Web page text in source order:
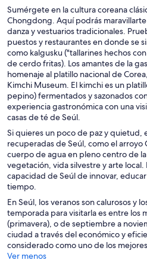
Sumérgete en la cultura coreana
Chongdong. Aquí podrás
danza y vestuarios tradicionales.
puestos y restaurantes en donde se
como kalgusku ("tallarines hechos
de cerdo fritas). Los amantes de la
homenaje al platillo nacional de
Kimchi Museum. El kimchi es un
pepino) fermentados y sazonados
experiencia gastronómica con una
casas de té de Seúl.
Si quieres un poco de paz y quietud,
recuperadas de Seúl, como el
cuerpo de agua en pleno centro de
vegetación, vida silvestre y arte
capacidad de Seúl de innovar,
tiempo.
En Seúl, los veranos son calurosos y
temporada para visitarla es entre los
(primavera), o de septiembre a
ciudad a través del económico y
considerado como uno de los
Ver menos